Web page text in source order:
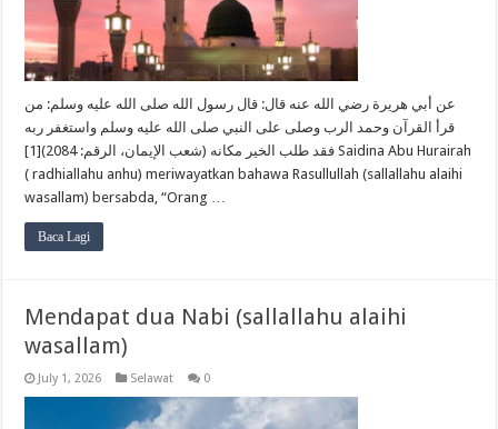
عن أبي هريرة رضي الله عنه قال: قال رسول الله صلى الله عليه وسلم: من
قرأ القرآن وحمد الرب وصلى على النبي صلى الله عليه وسلم واستغفر ربه
فقد طلب الخير مكانه (شعب الإيمان، الرقم: 2084)[1] Saidina Abu Hurairah
( radhiallahu anhu) meriwayatkan bahawa Rasullullah (sallallahu alaihi
wasallam) bersabda, “Orang …
Baca Lagi
Mendapat dua Nabi (sallallahu alaihi
wasallam)
July 1, 2026 Selawat 0